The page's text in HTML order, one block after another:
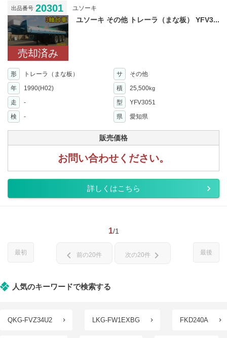
出品番号 20301 ユソーキ
売却済み
ユソーキ その他 トレーラ（まな板） YFV3...
形 トレーラ（まな板） サ
その他
年
1990(H02) 積 25,500kg
走 - 型
YFV3051
検
- 県 愛知県
販売価格
お問い合わせください。
詳しくはこちら
1/1
最初 最後
chevron_left 前の20件 次の20件 chevron_right
人気のキーワードで検索する
QKG-FVZ34U2 LKG-FW1EXBG FKD240A